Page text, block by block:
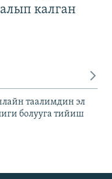
калган
таалимдин эл
болууга тийиш